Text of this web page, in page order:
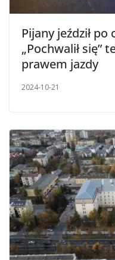
Pijany jeździł
„Pochwalił się”
prawem jazdy
2024-10-21